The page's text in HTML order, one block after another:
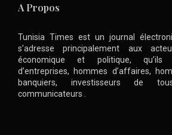
A Propos
Tunisia Times est un journal
s’adresse principalement aux
économique et politique,
d’entreprises, hommes d’affaires,
banquiers, investisseurs de
communicateurs .